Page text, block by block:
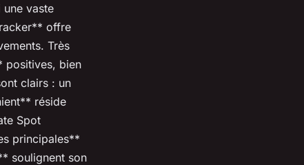
vaste
offre
Très
positives, bien
clairs : un
réside
Spot
principales**
soulignent son